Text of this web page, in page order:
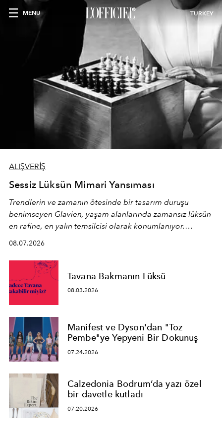
MENU TURKEY
ALIŞVERİŞ
Sessiz Lüksün Mimari Yansıması
Trendlerin ve zamanın ötesinde bir tasarım duruşu
benimseyen Glavien, yaşam alanlarında zamansız lüksün
en rafine, en yalın temsilcisi olarak konumlanıyor.
en yeni seçkisiyle bu imza felsefesini mekanlara taşıyor.
08.07.2026
Tavana Bakmanın Lüksü
08.03.2026
Manifest ve Dyson'dan "Toz
Pembe"ye Yepyeni Bir Dokunuş
07.24.2026
Calzedonia Bodrum’da yazı özel
bir davetle kutladı
07.20.2026